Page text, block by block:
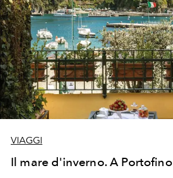
VIAGGI
Il mare d'inverno. A Portofino